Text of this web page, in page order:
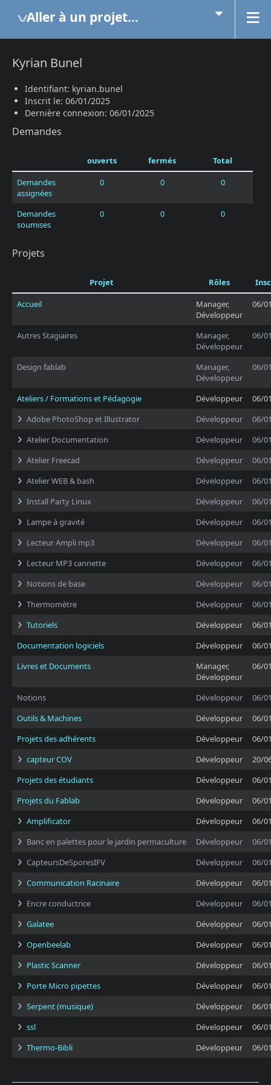
Aller à un projet...
Kyrian Bunel
Identifiant: kyrian.bunel
Inscrit le: 06/01/2025
Dernière connexion: 06/01/2025
Demandes
ouverts fermés
Total
Demandes
assignées
0 0 0
Demandes
soumises
0 0 0
Projets
Projet Rôles
Accueil
Manager,
Développeur
06/
Autres Stagiaires
Manager,
Développeur
06/
Design fablab
Manager,
Développeur
06/
Ateliers / Formations et Pédagogie Développeur
06/
Adobe PhotoShop et Illustrator
Développeur
06/
Atelier Documentation
Développeur
06/
Atelier Freecad
Développeur
06/
Atelier WEB & bash
Développeur
06/
Install Party Linux
Développeur
06/
Lampe à gravité
Développeur
06/
Lecteur Ampli mp3
Développeur
06/
Lecteur MP3 cannette
Développeur
06/
Notions de base
Développeur
06/
Thermomètre
Développeur
06/
Tutoriels
Développeur
06/
Documentation logiciels
Développeur
06/
Livres et Documents
Manager,
Développeur
06/
Notions Développeur
06/
Outils & Machines
Développeur
06/
Projets des adhérents
Développeur
06/
capteur COV
Développeur
20/
Projets des étudiants
Développeur
06/
Projets du Fablab
Développeur
06/
Amplificator
Développeur
06/
Banc en palettes pour le jardin permaculture
Développeur
06/
CapteursDeSporesIFV
Développeur
06/
Communication Racinaire
Développeur
06/
Encre conductrice
Développeur
06/
Galatee
Développeur
06/
Openbeelab
Développeur
06/
Plastic Scanner
Développeur
06/
Porte Micro pipettes
Développeur
06/
Serpent (musique)
Développeur
06/
ssl
Développeur
06/
Thermo-Bibli
Développeur 06/